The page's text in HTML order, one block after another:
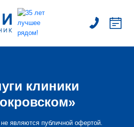
клиники
являются публичной офертой.